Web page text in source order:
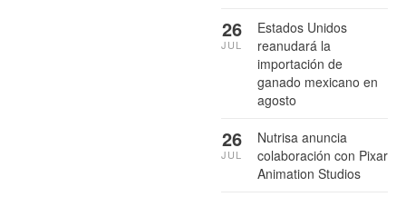
Estados Unidos
reanudará la
importación de
ganado mexicano en
agosto
26
JUL
Nutrisa anuncia
colaboración con Pixar
Animation Studios
26
JUL